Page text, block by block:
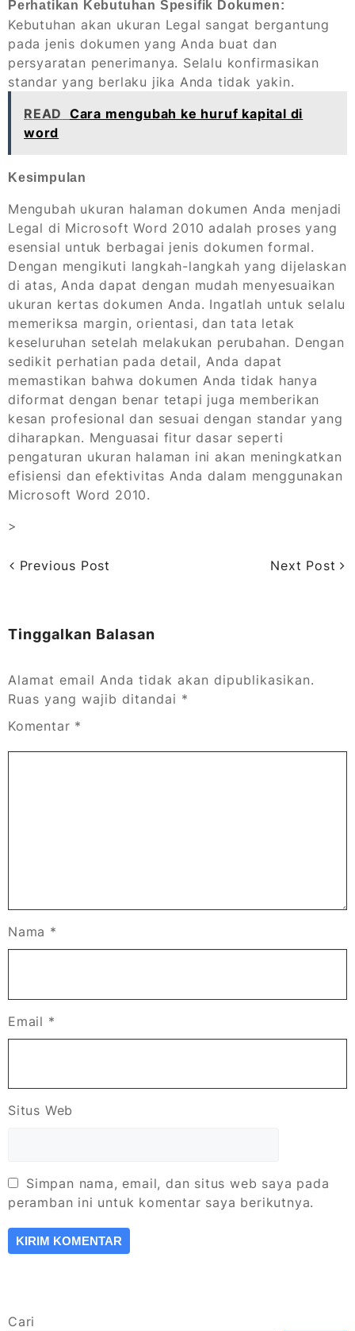
Perhatikan Kebutuhan Spesifik Dokumen:
Kebutuhan akan ukuran Legal sangat bergantung
pada jenis dokumen yang Anda buat dan
persyaratan penerimanya. Selalu konfirmasikan
standar yang berlaku jika Anda tidak yakin.
READ Cara mengubah ke huruf kapital di
word
Kesimpulan
Mengubah ukuran halaman dokumen Anda menjadi
Legal di Microsoft Word 2010 adalah proses yang
esensial untuk berbagai jenis dokumen formal.
Dengan mengikuti langkah-langkah yang dijelaskan
di atas, Anda dapat dengan mudah menyesuaikan
ukuran kertas dokumen Anda. Ingatlah untuk selalu
memeriksa margin, orientasi, dan tata letak
keseluruhan setelah melakukan perubahan. Dengan
sedikit perhatian pada detail, Anda dapat
memastikan bahwa dokumen Anda tidak hanya
diformat dengan benar tetapi juga memberikan
kesan profesional dan sesuai dengan standar yang
diharapkan. Menguasai fitur dasar seperti
pengaturan ukuran halaman ini akan meningkatkan
efisiensi dan efektivitas Anda dalam menggunakan
Microsoft Word 2010.
>
Previous Post Next Post
Tinggalkan Balasan
Alamat email Anda tidak akan dipublikasikan.
Ruas yang wajib ditandai *
Komentar *
Nama *
Email *
Situs Web
Simpan nama, email, dan situs web saya pada
peramban ini untuk komentar saya berikutnya.
Cari